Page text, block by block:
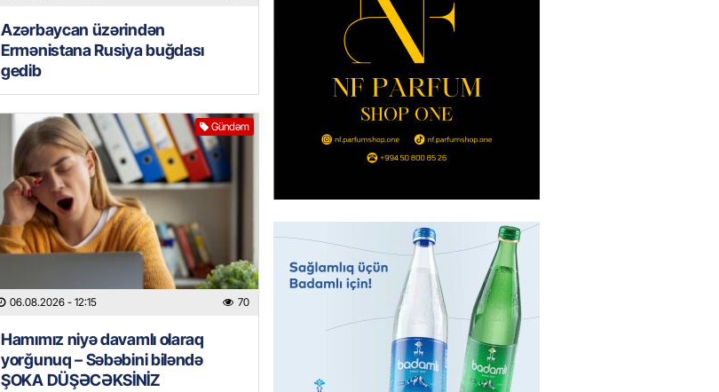
Azərbaycan üzərindən
Ermənistana Rusiya buğdası
gedib
Gündəm
06.08.2026 - 12:15 70
Hamımız niyə davamlı olaraq
yorğunuq – Səbəbini biləndə
ŞOKA DÜŞƏCƏKSİNİZ
Köpəkbalıqları qohumlarını tanıyır və
onlarla vaxt keçirməyi sevirlər-
ALİMLƏR HEYRƏT İÇİNDƏ
06.08.2026 - 11:45
Ceyhun Bayramovun Ukraynaya rəsmi
səfəri başlayıb
BANNER
Məşhur xanım bəstəkar necə qətlə
yetirildi? – VİDEO
- 11:15 63
İran ərəb ölkələrinə zərbə endirməklə
hədələyir